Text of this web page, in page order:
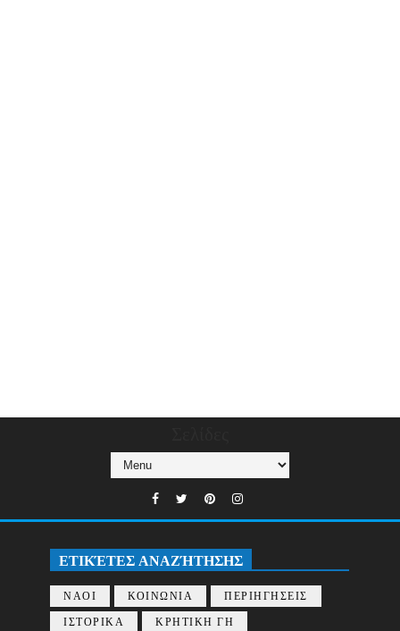
ΕΤΙΚΈΤΕΣ ΑΝΑΖΉΤΗΣΗΣ
ΝΑΟΙ ΚΟΙΝΩΝΙΑ
ΠΕΡΙΗΓΗΣΕΙΣ
ΙΣΤΟΡΙΚΑ
ΚΡΗΤΙΚΗ ΓΗ